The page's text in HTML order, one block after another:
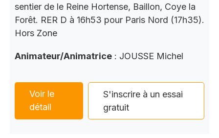
sentier de le Reine Hortense, Baillon, Coye la
Forêt. RER D à 16h53 pour Paris Nord (17h35).
Hors Zone
Animateur/Animatrice : JOUSSE Michel
Voir le
détail
S'inscrire à un essai
gratuit